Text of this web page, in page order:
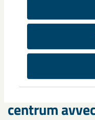
Sibirien-
centrum